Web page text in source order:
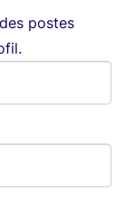
postes